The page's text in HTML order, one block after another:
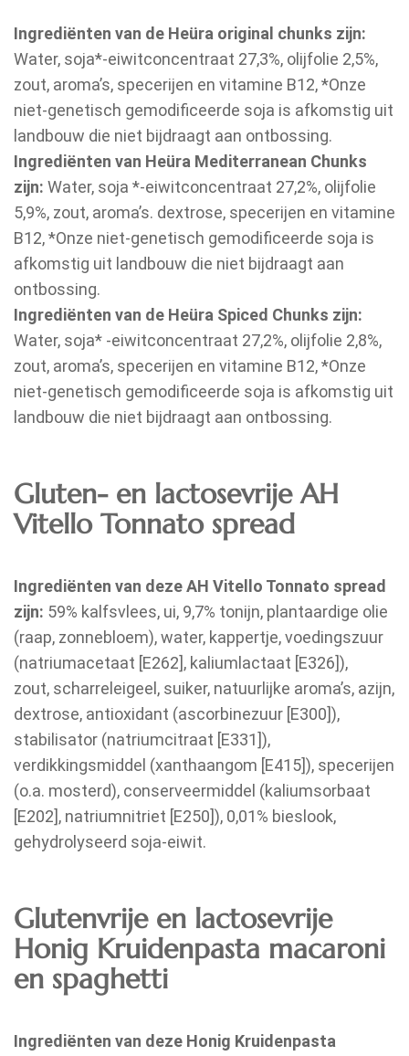
Ingrediënten van de Heüra original chunks zijn:
Water, soja*-eiwitconcentraat 27,3%, olijfolie 2,5%,
zout, aroma’s, specerijen en vitamine B12, *Onze
niet-genetisch gemodificeerde soja is afkomstig uit
landbouw die niet bijdraagt aan ontbossing.
Ingrediënten van Heüra Mediterranean Chunks
zijn: Water, soja *-eiwitconcentraat 27,2%, olijfolie
5,9%, zout, aroma’s. dextrose, specerijen en vitamine
B12, *Onze niet-genetisch gemodificeerde soja is
afkomstig uit landbouw die niet bijdraagt aan
ontbossing.
Ingrediënten van de Heüra Spiced Chunks zijn:
Water, soja* -eiwitconcentraat 27,2%, olijfolie 2,8%,
zout, aroma’s, specerijen en vitamine B12, *Onze
niet-genetisch gemodificeerde soja is afkomstig uit
landbouw die niet bijdraagt aan ontbossing.
Gluten- en lactosevrije AH
Vitello Tonnato spread
Ingrediënten van deze AH Vitello Tonnato spread
zijn: 59% kalfsvlees, ui, 9,7% tonijn, plantaardige olie
(raap, zonnebloem), water, kappertje, voedingszuur
(natriumacetaat [E262], kaliumlactaat [E326]),
zout, scharreleigeel, suiker, natuurlijke aroma’s, azijn,
dextrose, antioxidant (ascorbinezuur [E300]),
stabilisator (natriumcitraat [E331]),
verdikkingsmiddel (xanthaangom [E415]), specerijen
(o.a. mosterd), conserveermiddel (kaliumsorbaat
[E202], natriumnitriet [E250]), 0,01% bieslook,
gehydrolyseerd soja-eiwit.
Glutenvrije en lactosevrije
Honig Kruidenpasta macaroni
en spaghetti
Ingrediënten van deze Honig Kruidenpasta